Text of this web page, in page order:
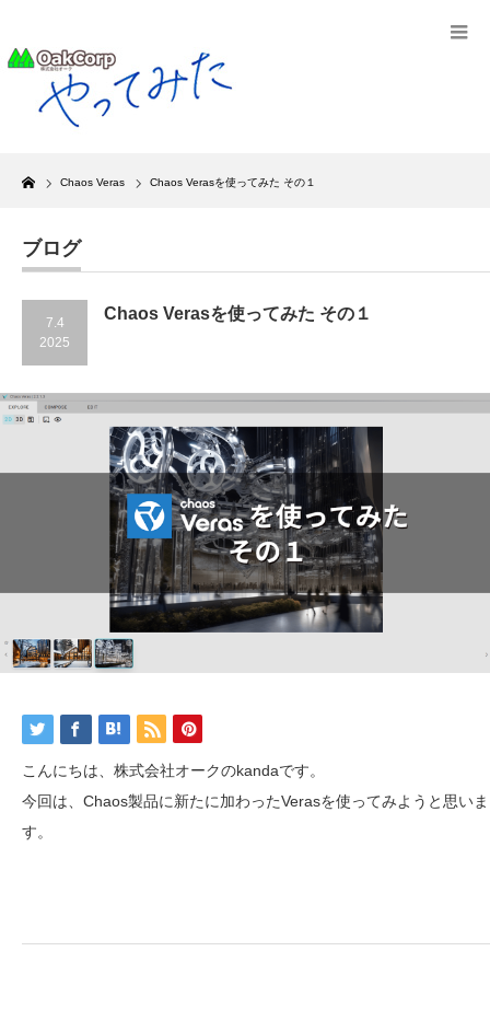
Home
Chaos Veras Chaos Verasを使ってみた その１
ブログ
7.4
2025
Chaos Verasを使ってみた その１
こんにちは、株式会社オークのkandaです。
今回は、Chaos製品に新たに加わったVerasを使ってみようと思いま
す。